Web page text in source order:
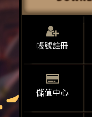
帳號註冊
儲值中心